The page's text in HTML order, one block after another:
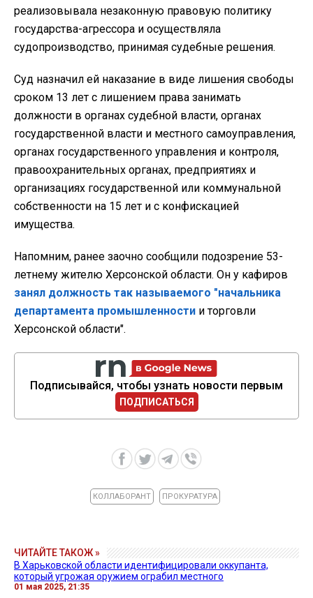
реализовывала незаконную правовую политику
государства-агрессора и осуществляла
судопроизводство, принимая судебные решения.
Суд назначил ей наказание в виде лишения свободы
сроком 13 лет с лишением права занимать
должности в органах судебной власти, органах
государственной власти и местного самоуправления,
органах государственного управления и контроля,
правоохранительных органах, предприятиях и
организациях государственной или коммунальной
собственности на 15 лет и с конфискацией
имущества.
Напомним, ранее заочно сообщили подозрение 53-
летнему жителю Херсонской области. Он у кафиров
занял должность так называемого "начальника
департамента промышленности и торговли
Херсонской области".
Подписывайся, чтобы узнать новости первым
ПОДПИСАТЬСЯ
КОЛЛАБОРАНТ ПРОКУРАТУРА
ЧИТАЙТЕ ТАКОЖ »
В Харьковской области идентифицировали оккупанта,
который угрожая оружием ограбил местного
01 мая 2025, 21:35